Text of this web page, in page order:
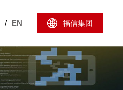
/ EN 福信集团